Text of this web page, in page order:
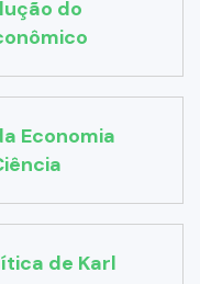
do
Economia
de Karl